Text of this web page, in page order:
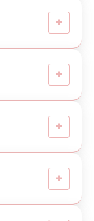
+
+
+
+